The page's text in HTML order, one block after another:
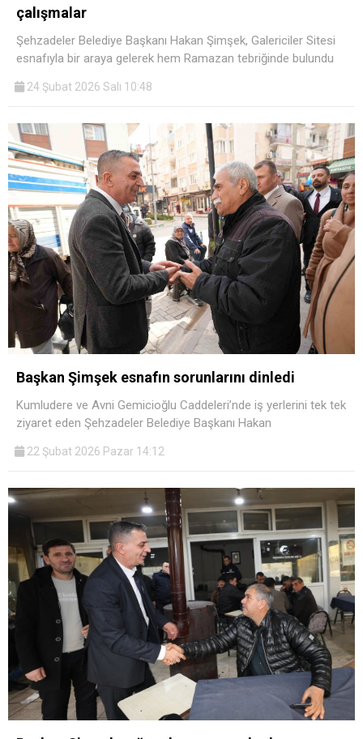
çalışmalar
Şehzadeler Belediye Başkanı Hakan Şimşek, Galericiler Sitesi
esnafıyla bir araya gelerek hem Ramazan tebriğinde bulundu
24 Şubat 2026 Salı 10:48
Başkan Şimşek esnafın sorunlarını dinledi
Kumludere ve Avni Gemicioğlu Caddeleri’nde iş yerlerini tek tek
ziyaret eden Şehzadeler Belediye Başkanı Hakan
22 Şubat 2026 Pazar 14:12